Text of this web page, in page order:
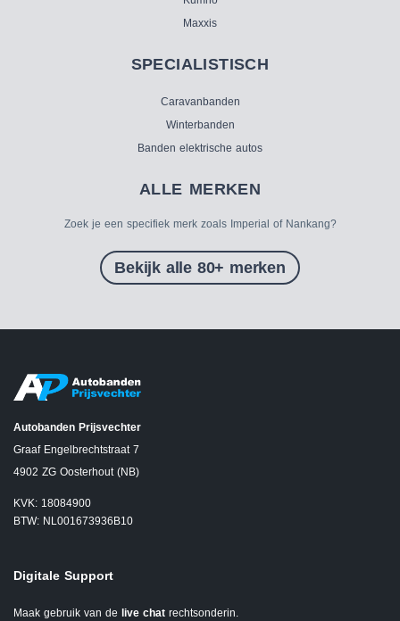
Maxxis
SPECIALISTISCH
Caravanbanden
Winterbanden
Banden elektrische autos
ALLE MERKEN
Zoek je een specifiek merk zoals Imperial of Nankang?
Bekijk alle 80+ merken
Autobanden Prijsvechter
Graaf Engelbrechtstraat 7
4902 ZG Oosterhout (NB)
KVK: 18084900
BTW: NL001673936B10
Digitale Support
Maak gebruik van de live chat rechtsonderin.